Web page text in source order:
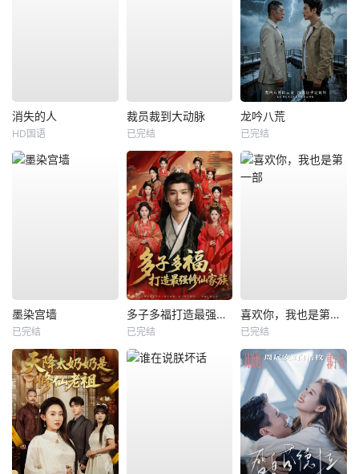
消失的人
HD国语
裁员裁到大动脉
已完结
龙吟八荒
已完结
墨染宫墙
已完结
多子多福打造最强修仙家族
已完结
喜欢你，我也是第一部
已完结